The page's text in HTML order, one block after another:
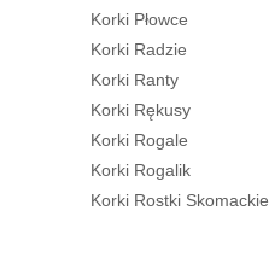
Korki Płowce
Korki Radzie
Korki Ranty
Korki Rękusy
Korki Rogale
Korki Rogalik
Korki Rostki Skomackie